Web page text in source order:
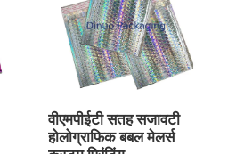
वीएमपीईटी सतह सजावटी
होलोग्राफिक बबल मेलर्स